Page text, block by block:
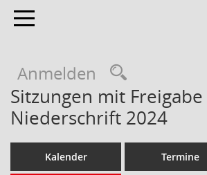
Toggle navigation
Anmelden
Sitzungen mit
Niederschrift 2024
Kalender Termine